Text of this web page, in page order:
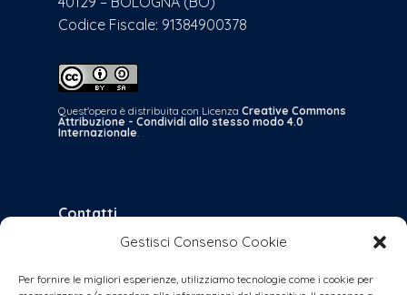
Gestisci Consenso Cookie
Per fornire le migliori esperienze, utilizziamo tecnologie come i cookie per
Codice Fiscale: 91384900378
Quest'opera è distribuita con Licenza Creative Commons
Attribuzione - Condividi allo stesso modo 4.0
Internazionale.
Contatti
bologna@coalizionecivica.it
per qualsiasi questione